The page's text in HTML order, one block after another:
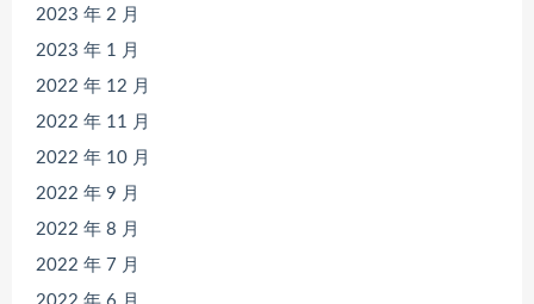
2023 年 2 月
2023 年 1 月
2022 年 12 月
2022 年 11 月
2022 年 10 月
2022 年 9 月
2022 年 8 月
2022 年 7 月